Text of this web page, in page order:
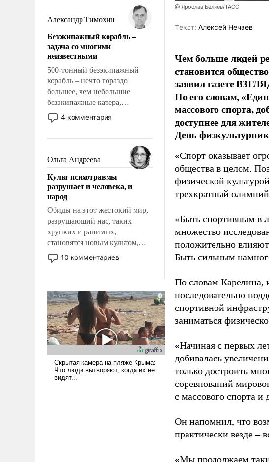
чем она отличается от просто
образованных людей. Иногда
казалось, что эти вопросы
решены раз и навсегда, но –
нет, не решены.
Александр Тимохин
Безэкипажный корабль –
задача со многими
неизвестными
500-тонный безэкипажный
корабль – нечто гораздо
большее, чем небольшие
безэкипажные катера,
применение которых уже
стало обыденностью. Задача по
сложна и амбициозна. Однако
и ее реализация радикально
поднимет наши боевые
возможности.
4 комментария
Ольга Андреева
Культ психотравмы
разрушает и человека, и
народ
Обиды на этот жестокий мир,
разрушающий нас, таких
хрупких и ранимых,
становятся новым культом,
постепенно вытесняя и
отменяя традиционное
ударами судьбы, брать на себя
ответственность, помогать
слабым, идти вперед и
адаптироваться.
10 комментариев
@ Ярослав Беляев/ТАСС
Tекст: Алексей Нечаев
Чем больше людей
становится
заявил газете
По его словам,
массового спорта,
доступнее для
День
«Спорт оказывает
общества в целом.
физической
трехкратный
«Быть спортивным в
множество
положительно
Быть сильным
По словам Карелина,
последовательно
спортивной
заниматься
«Начиная с первых
добивалась
только достроить
соревнований
с массового спорта и
Он напомнил, что
практически везде –
«Мы продолжаем